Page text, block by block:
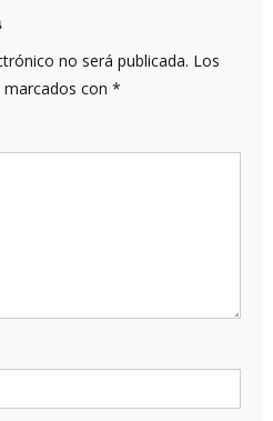
no será publicada. Los
con *